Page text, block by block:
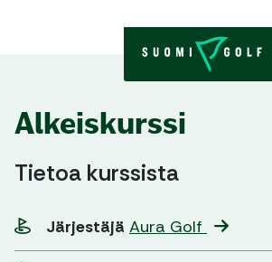
Alkeiskurssi
Tietoa kurssista
Järjestäjä Aura Golf